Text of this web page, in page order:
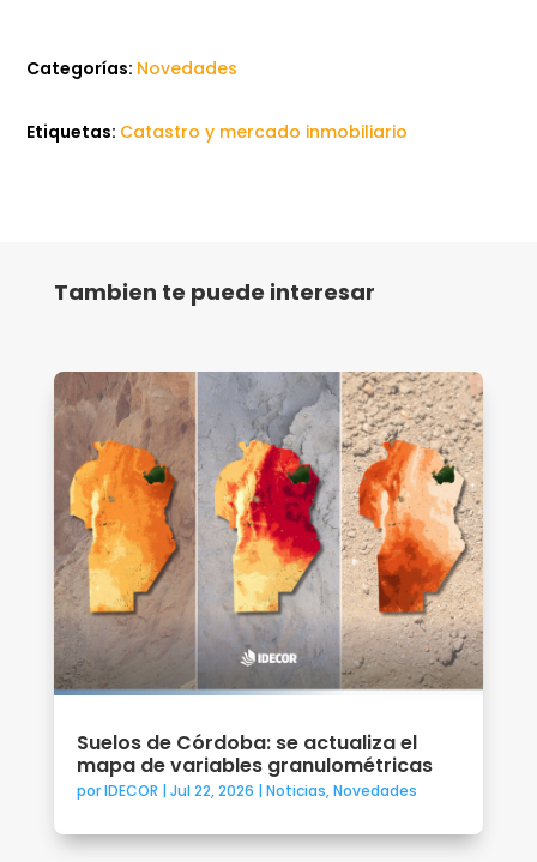
Categorías: Novedades
Etiquetas: Catastro y mercado inmobiliario
Tambien te puede interesar
Suelos de Córdoba: se actualiza el
mapa de variables granulométricas
porIDECOR | Jul 22, 2026 | Noticias,Novedades